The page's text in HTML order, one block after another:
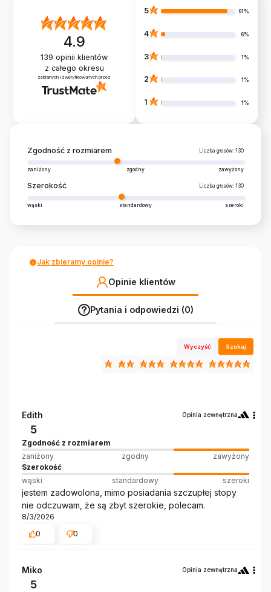
4.9
139 opinii klientów
z całego okresu
zebranych i zweryfikowanych przez
5 91%
4 6%
3 1%
2 1%
1 1%
Zgodność z rozmiarem Liczba głosów: 130
zaniżony zgodny zawyżony
Szerokość Liczba głosów: 130
wąski standardowy szeroki
Jak zbieramy opinie?
Opinie klientów
Pytania i odpowiedzi (0)
Wyczyść Szukaj
Edith Opinia zewnętrzna
5
Zgodność z rozmiarem
zaniżony
zgodny
zawyżony
Szerokość
wąski
standardowy szeroki
jestem zadowolona, mimo posiadania szczupłej stopy
nie odczuwam, że są zbyt szerokie, polecam.
8/3/2026
0
0
Miko Opinia zewnętrzna
5